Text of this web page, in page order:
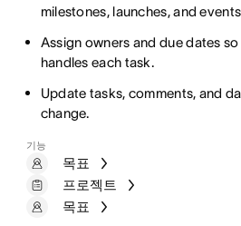
milestones, launches, and
Assign owners and due dates
handles each task.
Update tasks, comments, and
change.
기능
목표
프로젝트
목표